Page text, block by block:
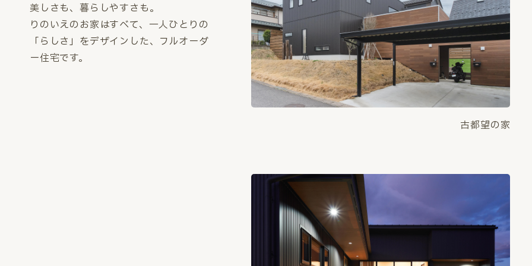
美しさも、暮らしやすさも。
りのいえのお家はすべて、一人ひとりの
「らしさ」をデザインした、フルオーダ
ー住宅です。
古都望の家